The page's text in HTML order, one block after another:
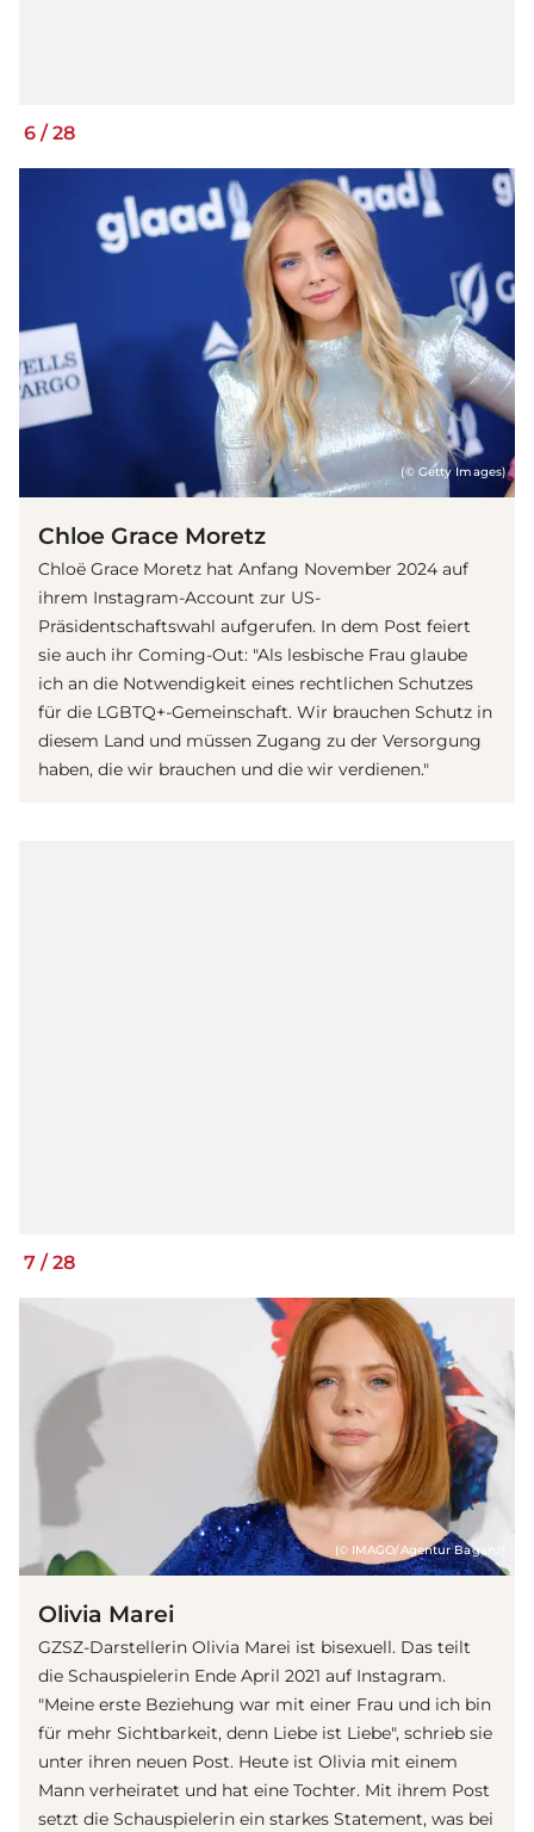
6 /28
(© Getty Images)
Chloe Grace Moretz
Chloë Grace Moretz hat Anfang November 2024 auf
ihrem Instagram-Account zur US-
Präsidentschaftswahl aufgerufen. In dem Post feiert
sie auch ihr Coming-Out: "Als lesbische Frau glaube
ich an die Notwendigkeit eines rechtlichen Schutzes
für die LGBTQ+-Gemeinschaft. Wir brauchen Schutz in
diesem Land und müssen Zugang zu der Versorgung
haben, die wir brauchen und die wir verdienen."
7 /28
(© IMAGO/Agentur Baganz)
Olivia Marei
GZSZ-Darstellerin Olivia Marei ist bisexuell. Das teilt
die Schauspielerin Ende April 2021 auf Instagram.
"Meine erste Beziehung war mit einer Frau und ich bin
für mehr Sichtbarkeit, denn Liebe ist Liebe", schrieb sie
unter ihren neuen Post. Heute ist Olivia mit einem
Mann verheiratet und hat eine Tochter. Mit ihrem Post
setzt die Schauspielerin ein starkes Statement, was bei